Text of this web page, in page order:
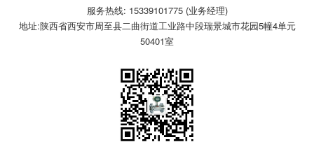
服务热线: 15339101775 (业务经理)
地址:陕西省西安市周至县二曲街道工业路中段瑞景城市花园5幢4单元
50401室